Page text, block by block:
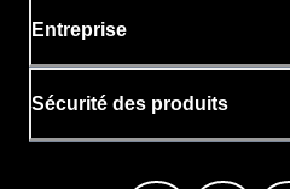
Entreprise
Sécurité des produits